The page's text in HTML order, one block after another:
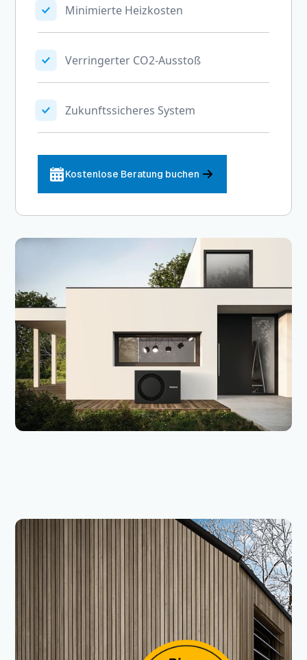
Minimierte Heizkosten
Verringerter CO2-Ausstoß
Zukunftssicheres System
Kostenlose Beratung buchen